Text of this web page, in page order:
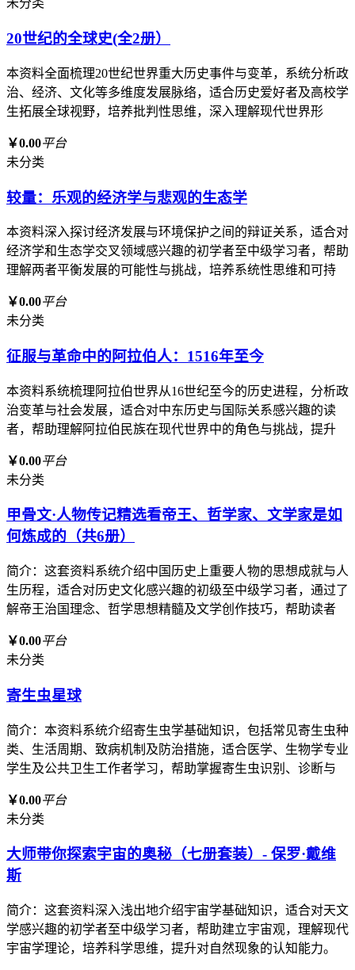
未分类
20世纪的全球史(全2册）
本资料全面梳理20世纪世界重大历史事件与变革，系统分析政
治、经济、文化等多维度发展脉络，适合历史爱好者及高校学
生拓展全球视野，培养批判性思维，深入理解现代世界形
￥0.00平台
未分类
较量：乐观的经济学与悲观的生态学
本资料深入探讨经济发展与环境保护之间的辩证关系，适合对
经济学和生态学交叉领域感兴趣的初学者至中级学习者，帮助
理解两者平衡发展的可能性与挑战，培养系统性思维和可持
￥0.00平台
未分类
征服与革命中的阿拉伯人：1516年至今
本资料系统梳理阿拉伯世界从16世纪至今的历史进程，分析政
治变革与社会发展，适合对中东历史与国际关系感兴趣的读
者，帮助理解阿拉伯民族在现代世界中的角色与挑战，提升
￥0.00平台
未分类
甲骨文·人物传记精选看帝王、哲学家、文学家是如
何炼成的（共6册）
简介：这套资料系统介绍中国历史上重要人物的思想成就与人
生历程，适合对历史文化感兴趣的初级至中级学习者，通过了
解帝王治国理念、哲学思想精髓及文学创作技巧，帮助读者
￥0.00平台
未分类
寄生虫星球
简介：本资料系统介绍寄生虫学基础知识，包括常见寄生虫种
类、生活周期、致病机制及防治措施，适合医学、生物学专业
学生及公共卫生工作者学习，帮助掌握寄生虫识别、诊断与
￥0.00平台
未分类
大师带你探索宇宙的奥秘（七册套装）- 保罗·戴维
斯
简介：这套资料深入浅出地介绍宇宙学基础知识，适合对天文
学感兴趣的初学者至中级学习者，帮助建立宇宙观，理解现代
宇宙学理论，培养科学思维，提升对自然现象的认知能力。